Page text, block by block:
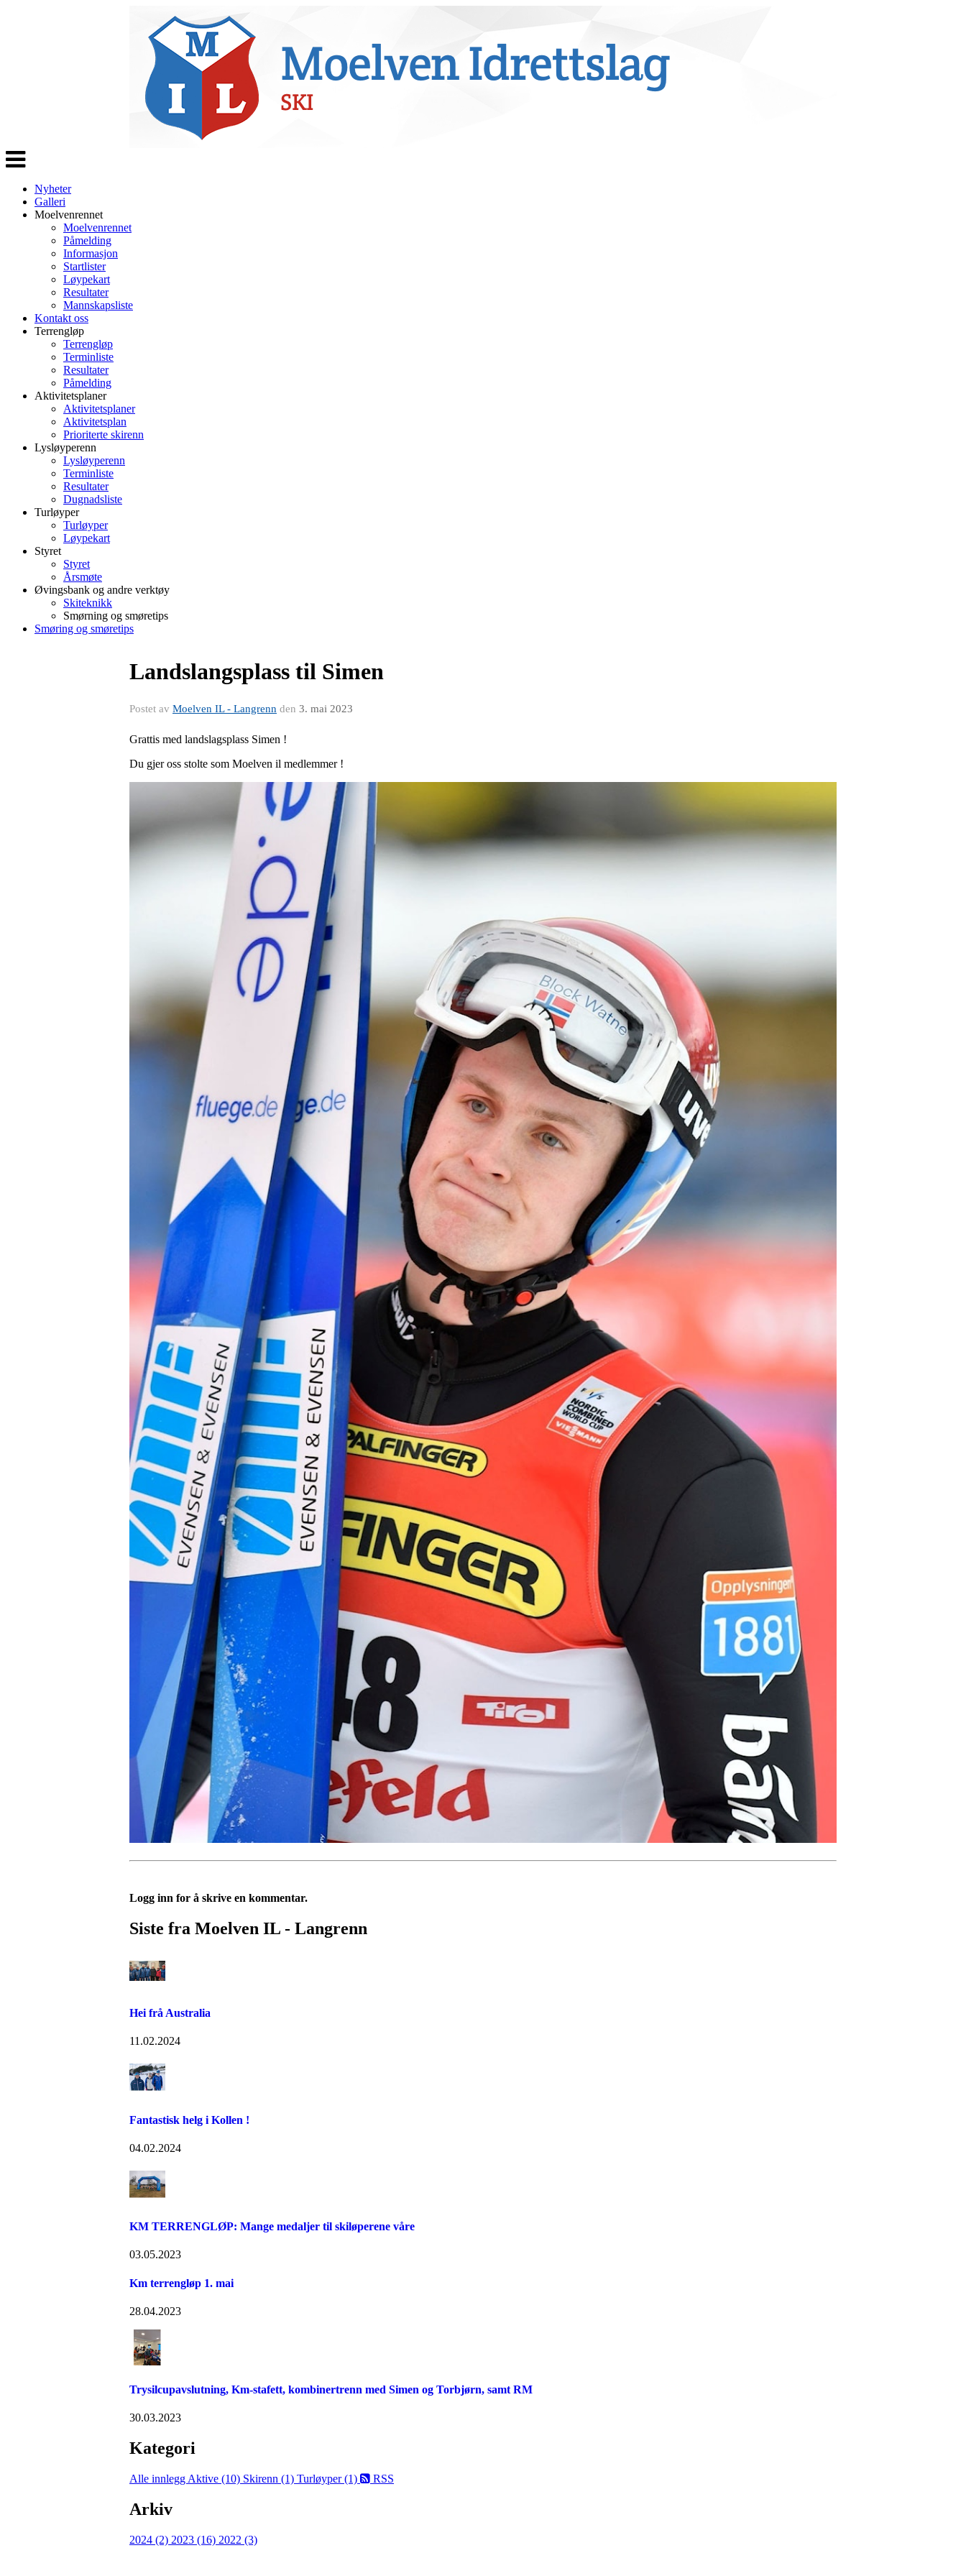
Veksle
navigasjon
Nyheter
Galleri
Moelvenrennet
Moelvenrennet
Påmelding
Informasjon
Startlister
Løypekart
Resultater
Mannskapsliste
Kontakt oss
Terrengløp
Terrengløp
Terminliste
Resultater
Påmelding
Aktivitetsplaner
Aktivitetsplaner
Aktivitetsplan
Prioriterte skirenn
Lysløyperenn
Lysløyperenn
Terminliste
Resultater
Dugnadsliste
Turløyper
Turløyper
Løypekart
Styret
Styret
Årsmøte
Øvingsbank og andre verktøy
Skiteknikk
Smørning og smøretips
Smøring og smøretips
Landslangsplass til Simen
Postet av Moelven IL - Langrenn den 3. mai 2023
Grattis med landslagsplass Simen !
Du gjer oss stolte som Moelven il medlemmer !
Logg inn for å skrive en kommentar.
Siste fra Moelven IL - Langrenn
Hei frå Australia
11.02.2024
Fantastisk helg i Kollen !
04.02.2024
KM TERRENGLØP: Mange medaljer til skiløperene våre
03.05.2023
Km terrengløp 1. mai
28.04.2023
Trysilcupavslutning, Km-stafett, kombinertrenn med Simen og Torbjørn, samt RM
30.03.2023
Kategori
Alle innlegg Aktive (10) Skirenn (1) Turløyper (1) RSS
Arkiv
2024 (2) 2023 (16) 2022 (3)